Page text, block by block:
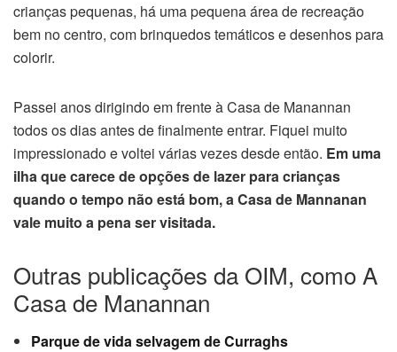
crianças pequenas, há uma pequena área de recreação
bem no centro, com brinquedos temáticos e desenhos para
colorir.
Passei anos dirigindo em frente à Casa de Manannan
todos os dias antes de finalmente entrar. Fiquei muito
impressionado e voltei várias vezes desde então. Em uma
ilha que carece de opções de lazer para crianças
quando o tempo não está bom, a Casa de Mannanan
vale muito a pena ser visitada.
Outras publicações da OIM, como A
Casa de Manannan
Parque de vida selvagem de Curraghs